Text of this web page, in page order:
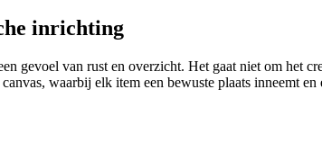
inrichting
gevoel van rust en overzicht. Het gaat niet om het
waarbij elk item een bewuste plaats inneemt en